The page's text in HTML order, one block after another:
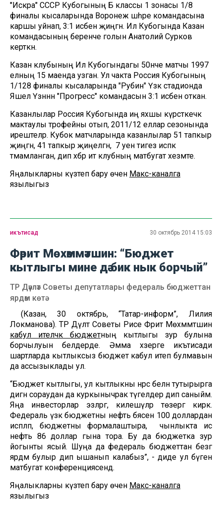
"Искра" СССР Кубогының Б классы 1 зонасы 1/8
финалы кысаларында Воронеж шәһәре командасына
каршы уйнап, 3:1 исәбенә җиңгән. Ил Кубогында Казан
командасының беренче голын Анатолий Сурков
керткән.
Казан клубының Ил Кубогындагы 50нче матчы 1997
елның 15 маенда узган. Ул чакта Россия Кубогының
1/128 финалы кысаларында "Рубин" Үзәк стадионда
Яшел Үзәннән "Прогресс" командасын 3:1 исәбенә откан.
Казанлылар Россия Кубогында иң яхшы күрсәткечкә
мактаулы трофейны отып, 2011/12 еллар сезонында
ирештеләр. Кубок матчларында казанлылар 51 тапкыр
җиңгән, 41 тапкыр җиңелгән, ә 7 уен тигез исәпкә
тәмамланган, дип хәбәр итә клубның матбугат хезмәте.
Яңалыкларны күзәтеп бару өчен Макс-каналга
язылыгыз
икътисад 30 октябрь 2014 15:03
Фәрит Мөхәммәтшин: “Бюджет
кытлыгы мине дә бик нык борчый”
ТР Дәүләт Советы депутатлары федераль бюджеттан
ярдәм көтә
(Казан, 30 октябрь, “Татар-информ”, Лилия
Локманова). ТР Дәүләт Советы Рәисе Фәрит Мөхәммәтшин
кабул ителәчәк бюджетның кытлыгы зур булына
борчылуын белдерде. Әмма хәзерге икътисади
шартларда кытлыксыз бюджет кабул итеп булмавын
да ассызыклады ул.
“Бюджет кытлыгы, ул кытлыкны нәрсә белән тутырырга
дигән сораудан да куркынычрак түгелдер дип саныйм.
Яңа инвесторлар эзләргә, килешүләр төзергә кирәк.
Федераль үзәк бюджетны нефть бәясен 100 доллардан
исәпләп, бюджетны формалаштыра, ә чынлыкта исә
нефть 86 доллар гына тора. Бу да бюджетка зур
йогынты ясый. Шуңа да федераль бюджеттан безгә
ярдәм булыр дип ышанып калабыз”, - диде ул бүген
матбугат конференциясендә.
Яңалыкларны күзәтеп бару өчен Макс-каналга
язылыгыз